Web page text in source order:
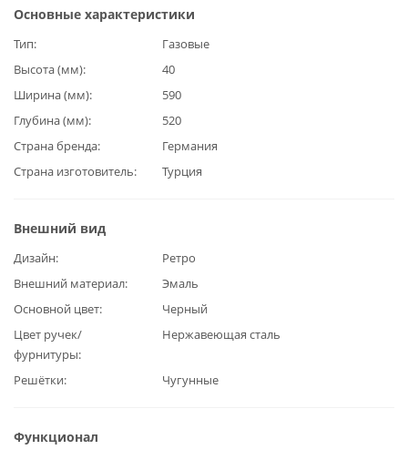
Основные характеристики
Тип
Газовые
Высота (мм)
40
Ширина (мм)
590
Глубина (мм)
520
Страна бренда
Германия
Страна изготовитель
Турция
Внешний вид
Дизайн
Ретро
Внешний материал
Эмаль
Основной цвет
Черный
Цвет ручек/
фурнитуры
Нержавеющая сталь
Решётки Чугунные
Функционал